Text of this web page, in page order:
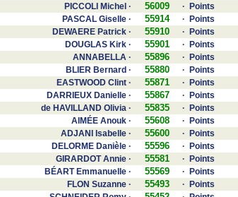
PICCOLI Michel · 56009
· Points
PASCAL Giselle · 55914
· Points
DEWAERE Patrick · 55910
· Points
DOUGLAS Kirk · 55901
· Points
ANNABELLA · 55896
· Points
BLIER Bernard · 55880
· Points
EASTWOOD Clint · 55871
· Points
DARRIEUX Danielle · 55867
· Points
de HAVILLAND Olivia · 55835
· Points
AIMÉE Anouk · 55608
· Points
ADJANI Isabelle · 55600
· Points
DELORME Danièle · 55596
· Points
GIRARDOT Annie · 55581
· Points
BÉART Emmanuelle · 55569
· Points
FLON Suzanne · 55493
· Points